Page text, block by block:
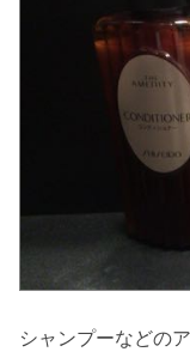
シャンプーなどの